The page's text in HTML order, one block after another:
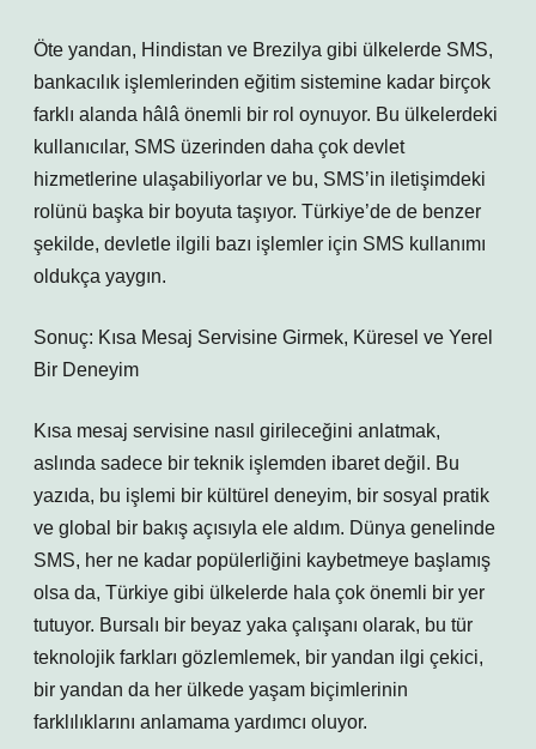
Öte yandan, Hindistan ve Brezilya gibi ülkelerde SMS,
bankacılık işlemlerinden eğitim sistemine kadar birçok
farklı alanda hâlâ önemli bir rol oynuyor. Bu ülkelerdeki
kullanıcılar, SMS üzerinden daha çok devlet
hizmetlerine ulaşabiliyorlar ve bu, SMS’in iletişimdeki
rolünü başka bir boyuta taşıyor. Türkiye’de de benzer
şekilde, devletle ilgili bazı işlemler için SMS kullanımı
oldukça yaygın.
Sonuç: Kısa Mesaj Servisine Girmek, Küresel ve Yerel
Bir Deneyim
Kısa mesaj servisine nasıl girileceğini anlatmak,
aslında sadece bir teknik işlemden ibaret değil. Bu
yazıda, bu işlemi bir kültürel deneyim, bir sosyal pratik
ve global bir bakış açısıyla ele aldım. Dünya genelinde
SMS, her ne kadar popülerliğini kaybetmeye başlamış
olsa da, Türkiye gibi ülkelerde hala çok önemli bir yer
tutuyor. Bursalı bir beyaz yaka çalışanı olarak, bu tür
teknolojik farkları gözlemlemek, bir yandan ilgi çekici,
bir yandan da her ülkede yaşam biçimlerinin
farklılıklarını anlamama yardımcı oluyor.